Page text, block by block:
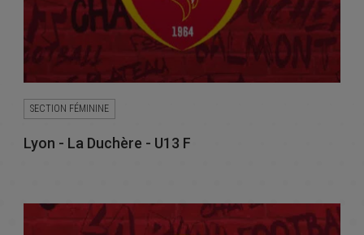
SECTION FÉMININE
Lyon - La Duchère - U13 F